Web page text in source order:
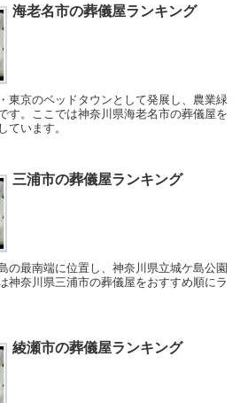
海老名市の葬儀屋ランキング
東京のベッドタウンとして発展し、農業緑
す。ここでは神奈川県海老名市の葬儀屋を
ています。
三浦市の葬儀屋ランキング
の最南端に位置し、神奈川県立城ケ島公園
神奈川県三浦市の葬儀屋をおすすめ順にラ
綾瀬市の葬儀屋ランキング